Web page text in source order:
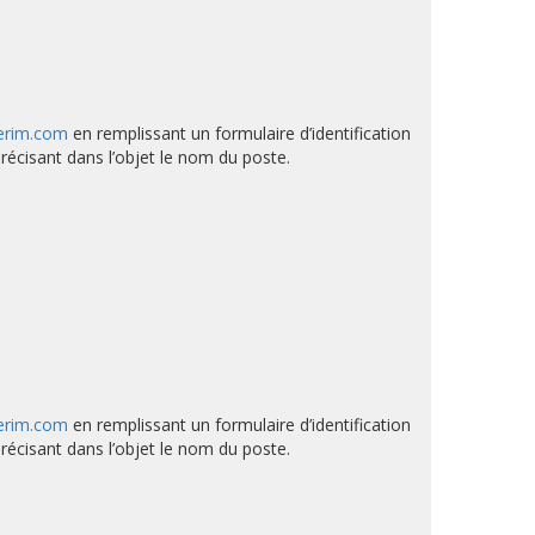
en remplissant un formulaire d’identification
dans l’objet le nom du poste.
en remplissant un formulaire d’identification
dans l’objet le nom du poste.